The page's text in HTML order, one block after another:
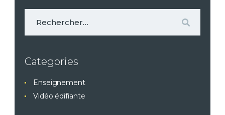
Categories
Enseignement
Vidéo édifiante